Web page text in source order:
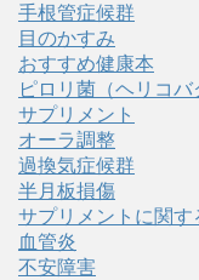
手根管症候群
目のかすみ
おすすめ健康本
ピロリ菌（ヘリコバ
サプリメント
オーラ調整
過換気症候群
半月板損傷
サプリメントに関す
血管炎
不安障害